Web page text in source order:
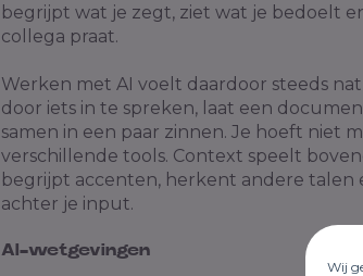
Wij
begrijpt wat je zegt, ziet wat je bedoelt
collega praat.
Werken met AI voelt daardoor steeds
door iets in te spreken, laat een
samen in een paar zinnen. Je hoeft niet
verschillende tools. Context speelt
begrijpt accenten, herkent andere
achter je input.
AI-wetgevingen